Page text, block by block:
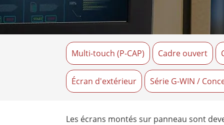
Tablettes pour ordinateurs embarqués
Contrôleur robotique
robuste
Mobilité Edge AI
Contrôleur de robot
ATEX
Multi-touch (P-CAP) Cadre ouvert
Écran d'extérieur Série G-WIN /
Les écrans montés sur panneau sont